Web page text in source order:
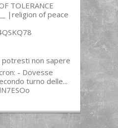
TOLERANCE
|religion of peace
potresti non sapere
- Dovesse
turno delle...